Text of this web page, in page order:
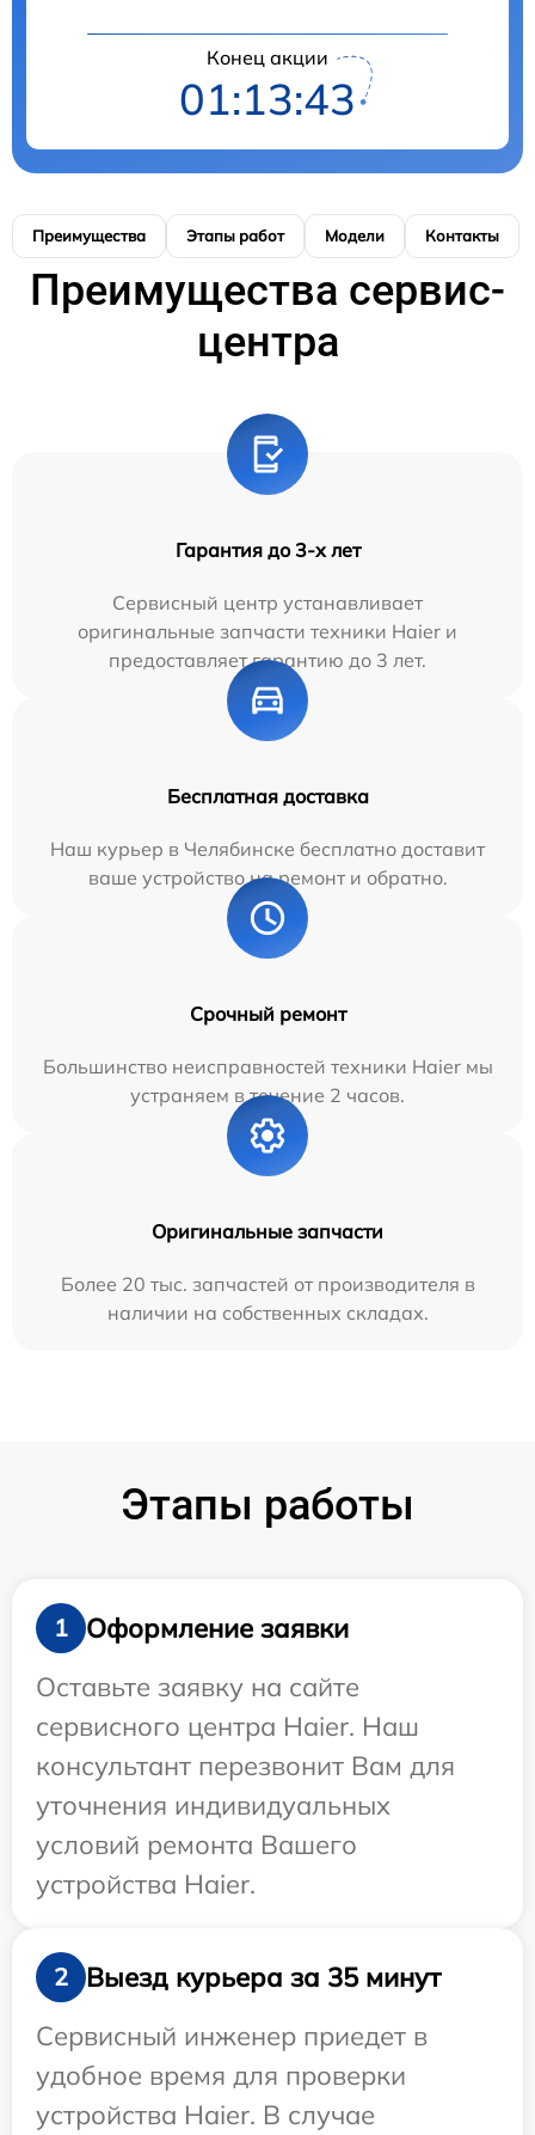
Конец акции
01:13:42
Преимущества Этапы работ Модели Контакты
Преимущества сервис-
центра
Гарантия до 3-х лет
Сервисный центр устанавливает
оригинальные запчасти техники Haier и
предоставляет гарантию до 3 лет.
Бесплатная доставка
Наш курьер в Челябинске бесплатно доставит
ваше устройство на ремонт и обратно.
Срочный ремонт
Большинство неисправностей техники Haier мы
устраняем в течение 2 часов.
Оригинальные запчасти
Более 20 тыс. запчастей от производителя в
наличии на собственных складах.
Этапы работы
1
Оформление заявки
Оставьте заявку на сайте
сервисного центра Haier. Наш
консультант перезвонит Вам для
уточнения индивидуальных
условий ремонта Вашего
устройства Haier.
2
Выезд курьера за 35 минут
Сервисный инженер приедет в
удобное время для проверки
устройства Haier. В случае